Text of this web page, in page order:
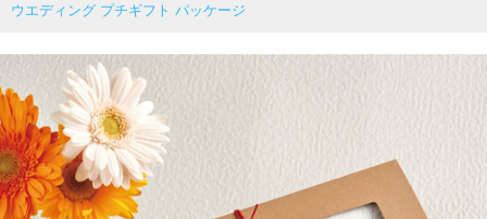
ウエディング プチギフト パッケージ